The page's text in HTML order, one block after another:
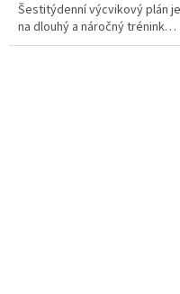
Šestitýdenní výcvikový plán
na dlouhý a náročný trénink…